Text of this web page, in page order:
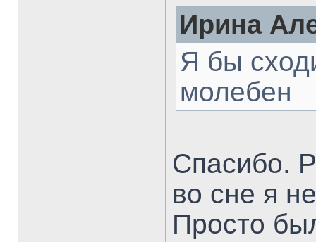
Ирина
Я бы
молебен
Спасибо.
во сне я
Просто